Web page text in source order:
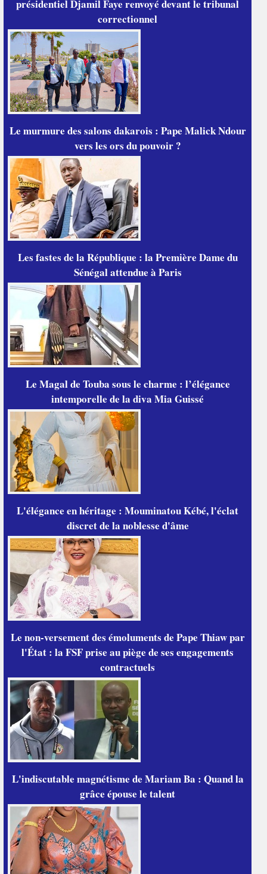
présidentiel Djamil Faye renvoyé devant le tribunal
correctionnel
Le murmure des salons dakarois : Pape Malick Ndour
vers les ors du pouvoir ?
Les fastes de la République : la Première Dame du
Sénégal attendue à Paris
Le Magal de Touba sous le charme : l’élégance
intemporelle de la diva Mia Guissé
L'élégance en héritage : Mouminatou Kébé, l'éclat
discret de la noblesse d'âme
Le non-versement des émoluments de Pape Thiaw par
l'État : la FSF prise au piège de ses engagements
contractuels
L'indiscutable magnétisme de Mariam Ba : Quand la
grâce épouse le talent